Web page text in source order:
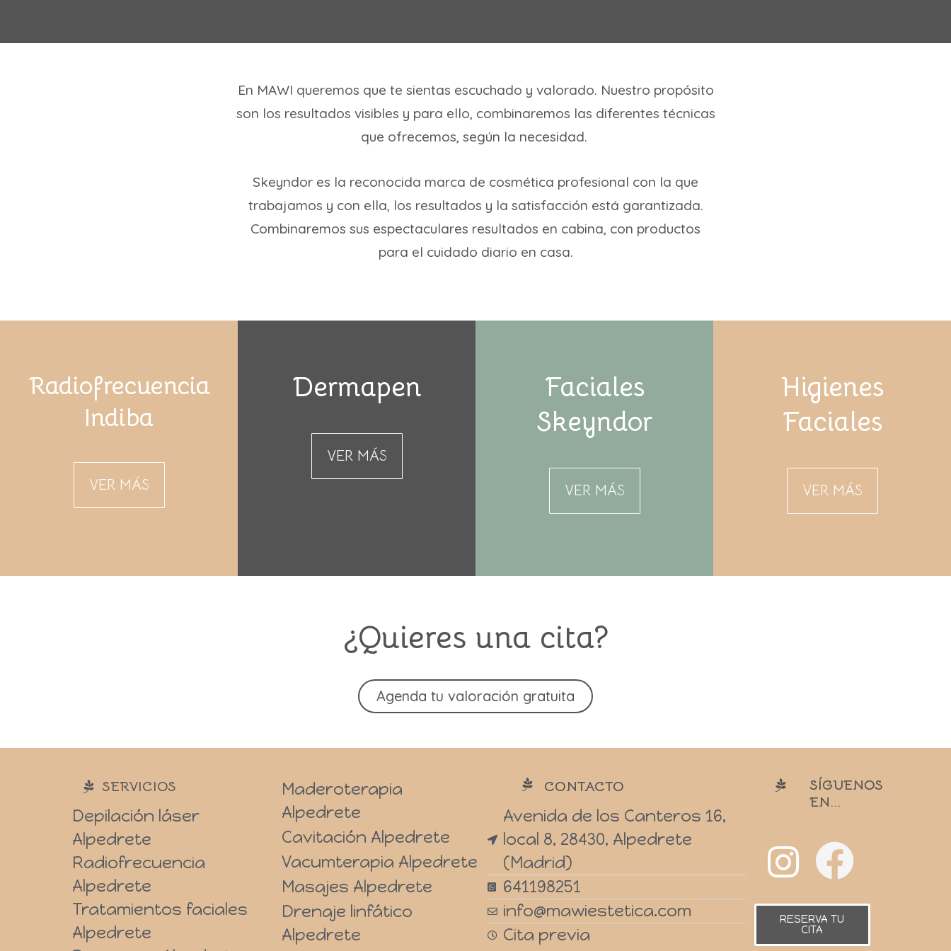
En MAWI queremos que te sientas escuchado y valorado. Nuestro propósito
son los resultados visibles y para ello, combinaremos las diferentes técnicas
que ofrecemos, según la necesidad.
Skeyndor es la reconocida marca de cosmética profesional con la que
trabajamos y con ella, los resultados y la satisfacción está garantizada.
Combinaremos sus espectaculares resultados en cabina, con productos
para el cuidado diario en casa.
Radiofrecuencia
Indiba
VER MÁS
Dermapen
VER MÁS
Faciales
Skeyndor
VER MÁS
Higienes
Faciales
VER MÁS
¿Quieres una cita?
Agenda tu valoración gratuita
SERVICIOS
Depilación láser
Alpedrete
Radiofrecuencia
Alpedrete
Tratamientos faciales
Alpedrete
Maderoterapia
Alpedrete
Cavitación Alpedrete
Vacumterapia Alpedrete
Masajes Alpedrete
Drenaje linfático
Alpedrete
CONTACTO
Avenida de los Canteros 16,
local 8, 28430, Alpedrete
(Madrid)
641198251
info@mawiestetica.com
Cita previa
SÍGUENOS
EN...
RESERVA TU
CITA